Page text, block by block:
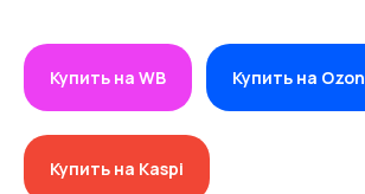
Купить на WB Купить на Ozon
Купить на Kaspi
КАТЕГОРИИ
Хиты продаж
Новинки 2025
VR/AR устройства, консоли, роботы
Аксессуары для VR/AR/MR